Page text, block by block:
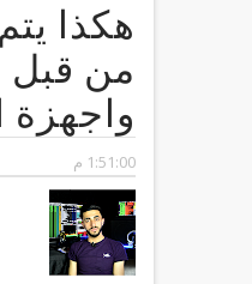
هكذا
من قبل
واجهزة
1:51:00 م